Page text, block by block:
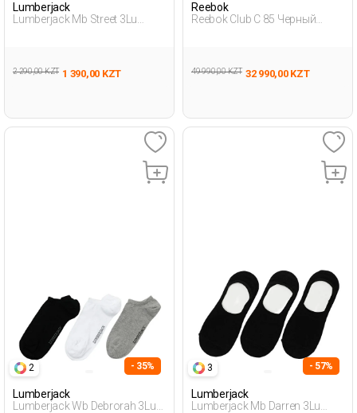
Lumberjack
Lumberjack Mb Street 3Lu
2 290,00 KZT 1 390,00 KZT
Reebok
Reebok Club C 85 Черный
49 990,00 KZT 32 990,00 KZT
2 - 35%
Lumberjack
Lumberjack Wb Debrorah 3Lu
3 - 57%
Lumberjack
Lumberjack Mb Darren 3Lu